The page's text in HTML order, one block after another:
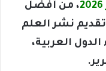
، من أفضل
نشر العلم
الدول العربية،